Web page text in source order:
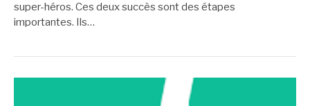
super-héros. Ces deux succès sont des étapes
importantes. Ils…